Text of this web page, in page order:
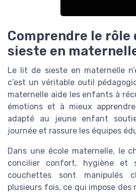
Comprendre le rôle
sieste en
Le lit de sieste en maternelle
c’est un véritable outil
maternelle aide les enfants à
émotions et à mieux
adapté au jeune enfant
journée et rassure les équipes
Dans une école maternelle, le
concilier confort, hygiène et
couchettes sont manipulés
plusieurs fois, ce qui impose des